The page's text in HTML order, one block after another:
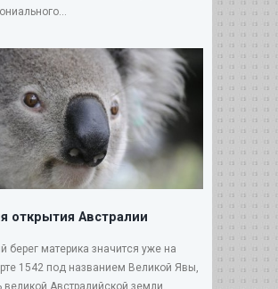
открытия Австралии
берег материка значится уже на
1542 под названием Великой Явы,
великой Австралийской земли,